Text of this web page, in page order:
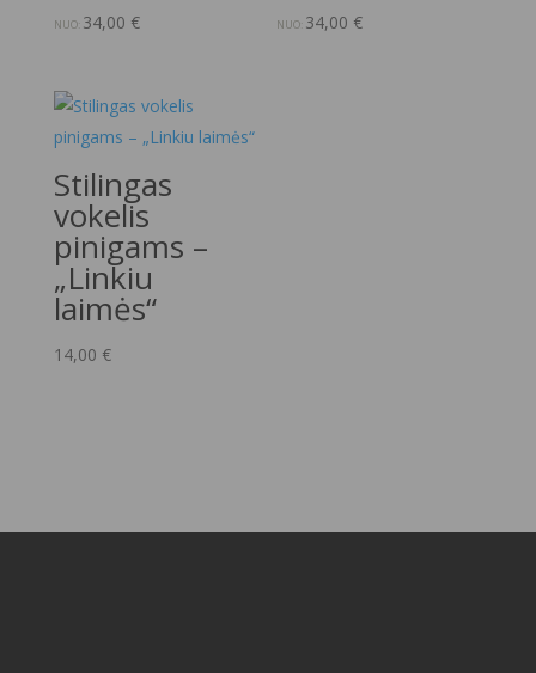
NUO: 34,00 € NUO: 34,00 €
Stilingas
vokelis
pinigams –
„Linkiu
laimės“
14,00 €